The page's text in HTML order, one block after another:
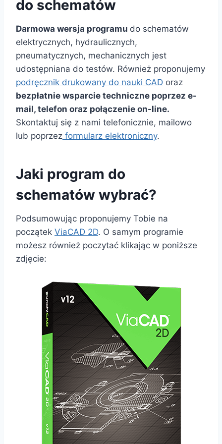
do schematów
Darmowa wersja programu do schematów
elektrycznych, hydraulicznych,
pneumatycznych, mechanicznych jest
udostępniana do testów. Również proponujemy
podręcznik drukowany do nauki CAD oraz
bezpłatnie wsparcie techniczne poprzez e-
mail, telefon oraz połączenie on-line.
Skontaktuj się z nami telefonicznie, mailowo
lub poprzez formularz elektroniczny.
Jaki program do
schematów wybrać?
Podsumowując proponujemy Tobie na
początek ViaCAD 2D. O samym programie
możesz również poczytać klikając w poniższe
zdjęcie: